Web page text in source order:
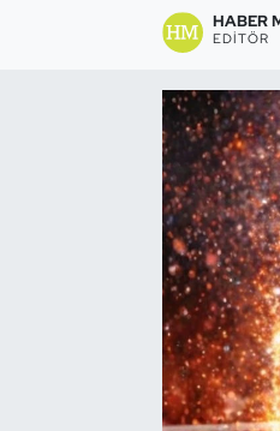
HABER
EDITÖR
Buz Hokeyi
Buz Pateni
Çim Hokeyi